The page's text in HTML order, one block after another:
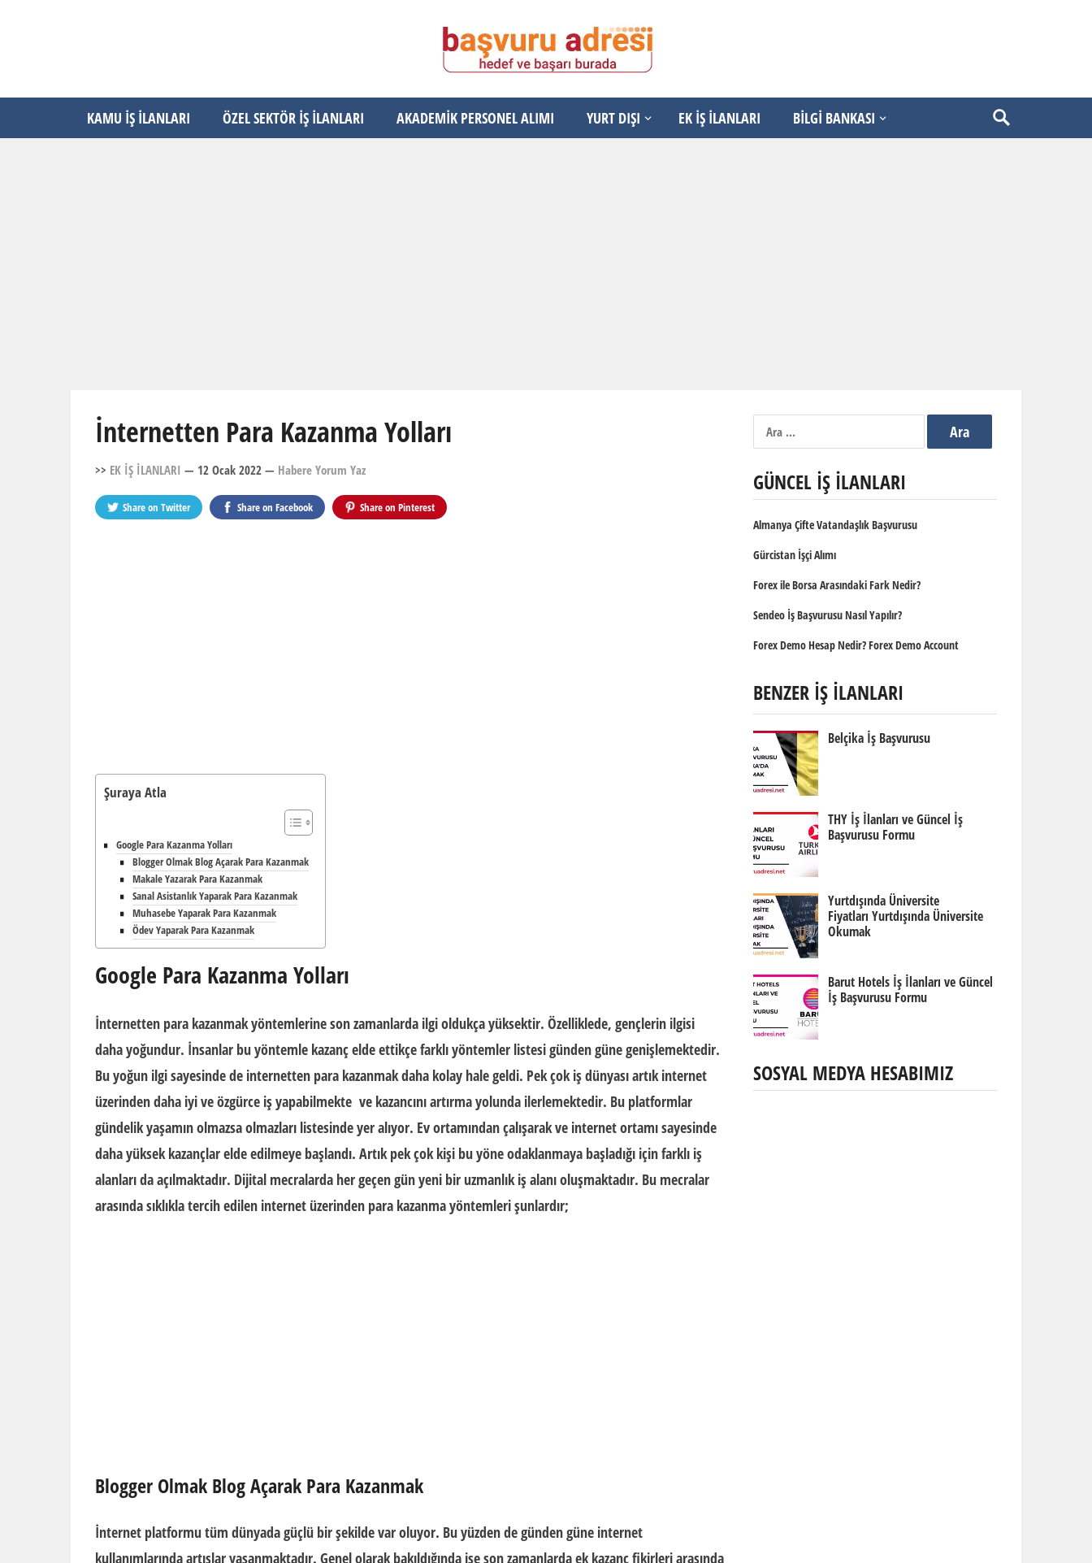
KAMU İŞ İLANLARI ÖZEL SEKTÖR İŞ İLANLARI AKADEMİK PERSONEL ALIMI YURT DIŞI EK İŞ İLANLARI BİLGİ BANKASI
İnternetten Para Kazanma Yolları
>> EK İŞ İLANLARI — 12 Ocak 2022 — Habere Yorum Yaz
Share on Twitter Share on Facebook Share on Pinterest
Şuraya Atla
Google Para Kazanma Yolları
Blogger Olmak Blog Açarak Para Kazanmak
Makale Yazarak Para Kazanmak
Sanal Asistanlık Yaparak Para Kazanmak
Muhasebe Yaparak Para Kazanmak
Ödev Yaparak Para Kazanmak
Google Para Kazanma Yolları
İnternetten para kazanmakyöntemlerine son zamanlarda ilgi oldukça yüksektir. Özelliklede, gençlerin ilgisi
daha yoğundur. İnsanlar bu yöntemle kazanç elde ettikçe farklı yöntemler listesi günden güne genişlemektedir.
Bu yoğun ilgi sayesinde de internetten para kazanmak daha kolay hale geldi. Pek çok iş dünyası artık internet
üzerinden daha iyi ve özgürce iş yapabilmekte ve kazancını artırma yolunda ilerlemektedir. Bu platformlar
gündelik yaşamın olmazsa olmazları listesinde yer alıyor. Ev ortamından çalışarak ve internet ortamı sayesinde
dahayüksek kazançlarelde edilmeye başlandı. Artık pek çok kişi bu yöne odaklanmaya başladığı için farklı iş
alanları da açılmaktadır. Dijital mecralarda her geçen gün yeni bir uzmanlık iş alanı oluşmaktadır. Bu mecralar
arasında sıklıkla tercih edilen internet üzerinden para kazanma yöntemleri şunlardır;
Blogger Olmak Blog Açarak Para Kazanmak
İnternet platformu tüm dünyada güçlü bir şekilde var oluyor. Bu yüzden de günden güne internet
kullanımlarında artışlar yaşanmaktadır. Genel olarak bakıldığında ise son zamanlardaek kazanç fikirleriarasında
GÜNCEL İŞ İLANLARI
Almanya Çifte Vatandaşlık Başvurusu
Gürcistan İşçi Alımı
Forex ile Borsa Arasındaki Fark Nedir?
Sendeo İş Başvurusu Nasıl Yapılır?
Forex Demo Hesap Nedir? Forex Demo Account
BENZER İŞ İLANLARI
Belçika İş Başvurusu
THY İş İlanları ve Güncel İş
Başvurusu Formu
Yurtdışında Üniversite
Fiyatları Yurtdışında Üniversite
Okumak
Barut Hotels İş İlanları ve Güncel
İş Başvurusu Formu
SOSYAL MEDYA HESABIMIZ